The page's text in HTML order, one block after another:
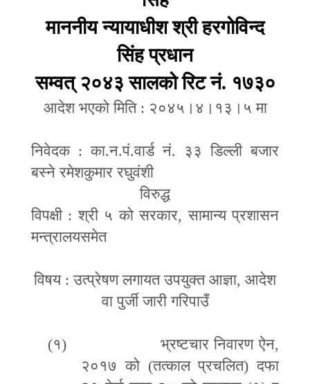
माननीय न्यायाधीश श्री हरगोविन्द
सिंह प्रधान
सम्वत् २०४३ सालको रिट नं. १७३०
आदेश भएको मिति : २०४५।४।१३।५ मा
निवेदक : का.न.पं.वार्ड नं. ३३ डिल्ली बजार
बस्ने रमेशकुमार रघुवंशी
विरुद्ध
विपक्षी : श्री ५ को सरकार,सामान्य प्रशासन
मन्त्रालयसमेत
विषय : उत्प्रेषण लगायत उपयुक्त आज्ञा, आदेश
वा पुर्जी जारी गरिपाउँ
(१) भ्रष्टचार निवारण ऐन,
२०१७ को (तत्काल प्रचलित) दफा